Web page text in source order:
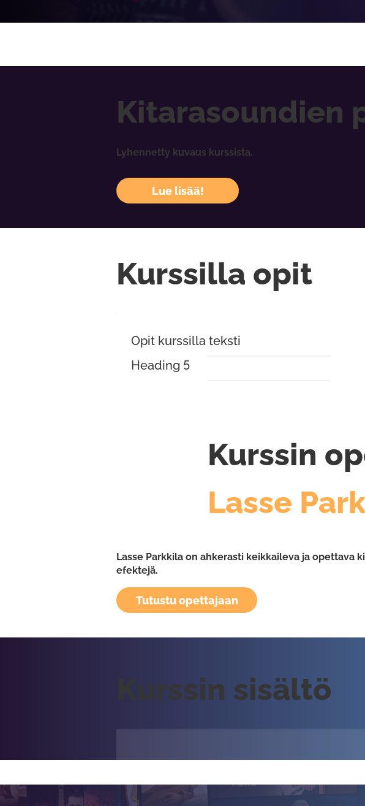
Kitarasoundien
Lyhennetty kuvaus kurssista.
Lue lisää!
Kurssilla opit
Opit kurssilla teksti
Heading 5
Kurssin
Lasse
Lasse Parkkila on ahkerasti keikkaileva ja opettava
efektejä.
Tutustu opettajaan
Kurssin sisältö